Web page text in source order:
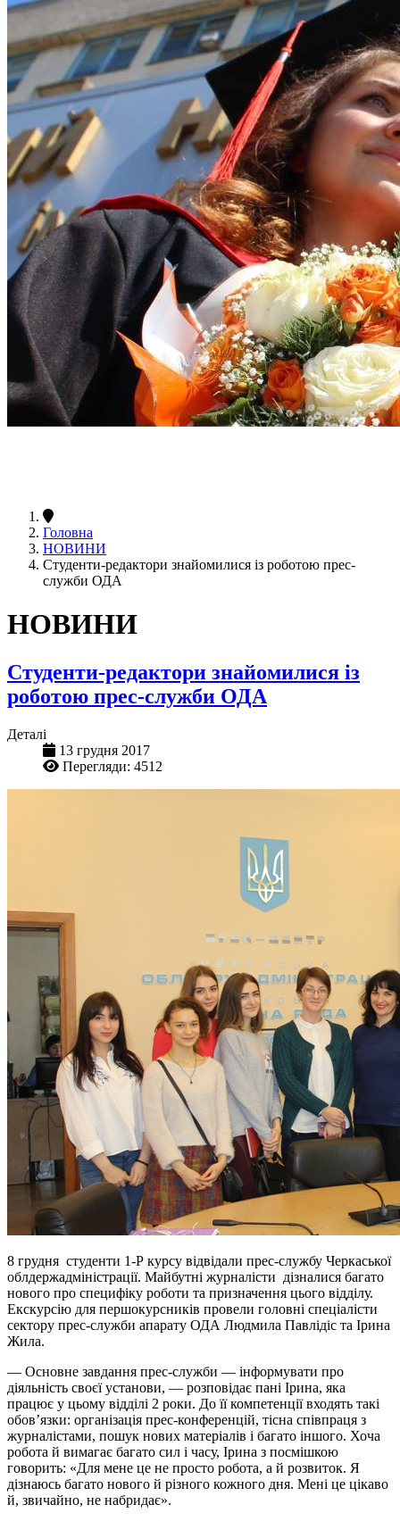
Головна
НОВИНИ
Студенти-редактори знайомилися із роботою прес-
служби ОДА
НОВИНИ
Студенти-редактори знайомилися із
роботою прес-служби ОДА
Деталі
13 грудня 2017
Перегляди: 4512
8 грудня студенти 1-Р курсу відвідали прес-службу Черкаської
облдержадміністрації. Майбутні журналісти дізналися багато
нового про специфіку роботи та призначення цього відділу.
Екскурсію для першокурсників провели головні спеціалісти
сектору прес-служби апарату ОДА Людмила Павлідіс та Ірина
Жила.
— Основне завдання прес-служби — інформувати про
діяльність своєї установи, — розповідає пані Ірина, яка
працює у цьому відділі 2 роки. До її компетенції входять такі
обов’язки: організація прес-конференцій, тісна співпраця з
журналістами, пошук нових матеріалів і багато іншого. Хоча
робота й вимагає багато сил і часу, Ірина з посмішкою
говорить: «Для мене це не просто робота, а й розвиток. Я
дізнаюсь багато нового й різного кожного дня. Мені це цікаво
й, звичайно, не набридає».